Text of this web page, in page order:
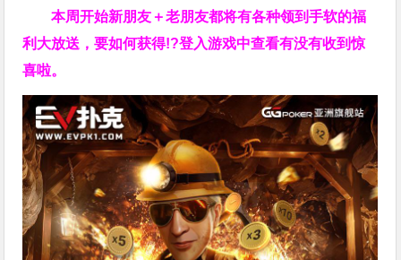
本周开始新朋友＋老朋友都将有各种领到手软的福
利大放送，要如何获得!?登入游戏中查看有没有收到惊
喜啦。